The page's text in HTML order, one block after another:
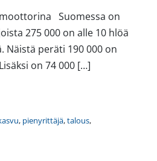
Suomessa on
275 000 on alle 10 hlöä
Näistä peräti 190 000 on
on 74 000 […]
talouden moottorina
, pienyrittäjä,talous,